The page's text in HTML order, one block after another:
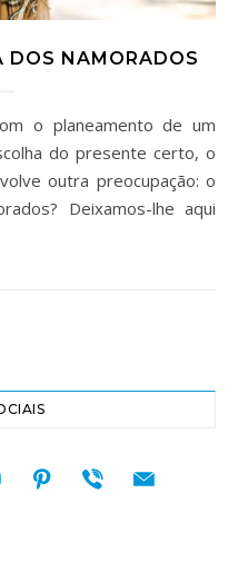
DOS NAMORADOS
do presente certo, o
outra preocupação: o
Deixamos-lhe aqui
pinterest
viber mail